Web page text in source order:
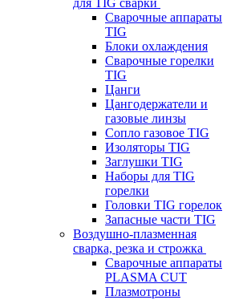
для TIG сварки
Сварочные аппараты
TIG
Блоки охлаждения
Сварочные горелки
TIG
Цанги
Цангодержатели и
газовые линзы
Сопло газовое TIG
Изоляторы TIG
Заглушки TIG
Наборы для TIG
горелки
Головки TIG горелок
Запасные части TIG
Воздушно-плазменная
сварка, резка и строжка
Сварочные аппараты
PLASMA CUT
Плазмотроны